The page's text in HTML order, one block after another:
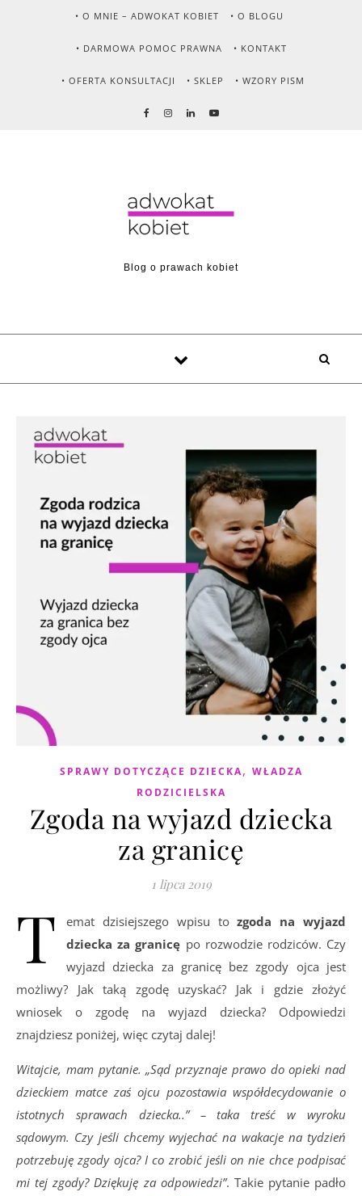
• O MNIE – ADWOKAT KOBIET • O BLOGU
• DARMOWA POMOC PRAWNA • KONTAKT
• OFERTA KONSULTACJI • SKLEP • WZORY PISM
Blog o prawach kobiet
SPRAWY DOTYCZĄCE DZIECKA, WŁADZA
RODZICIELSKA
Zgoda na wyjazd dziecka
za granicę
1 lipca 2019
T emat dzisiejszego wpisu tozgoda na wyjazd
dziecka za granicę po rozwodzie rodziców. Czy
wyjazd dziecka za granicę bez zgody ojca jest
możliwy? Jak taką zgodę uzyskać? Jak i gdzie złożyć
wniosek o zgodę na wyjazd dziecka? Odpowiedzi
znajdziesz poniżej, więc czytaj dalej!
Witajcie, mam pytanie. „Sąd przyznaje prawo do opieki nad
dzieckiem matce zaś ojcu pozostawia współdecydowanie o
istotnych sprawach dziecka..” – taka treść w wyroku
sądowym. Czy jeśli chcemy wyjechać na wakacje na tydzień
potrzebuję zgody ojca? I co zrobić jeśli on nie chce podpisać
mi tej zgody? Dziękuję za odpowiedzi”. Takie pytanie padło